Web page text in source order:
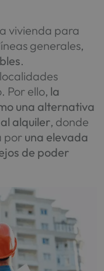
vivienda para
generales,
.
Por ello, la
una alternativa
alquiler, donde
por una elevada
de poder